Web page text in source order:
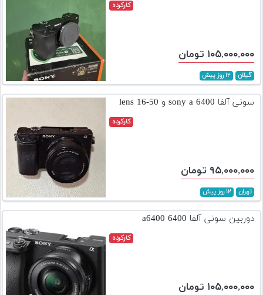
کارکرده
۱۰۵,۰۰۰,۰۰۰ تومان
گیلان ۱۲ روز پیش
سونی آلفا sony a 6400 و lens 16-50
کارکرده
۹۵,۰۰۰,۰۰۰ تومان
تهران ۱۲ روز پیش
دوربین سونی آلفا 6400 a6400
کارکرده
۱۰۵,۰۰۰,۰۰۰ تومان